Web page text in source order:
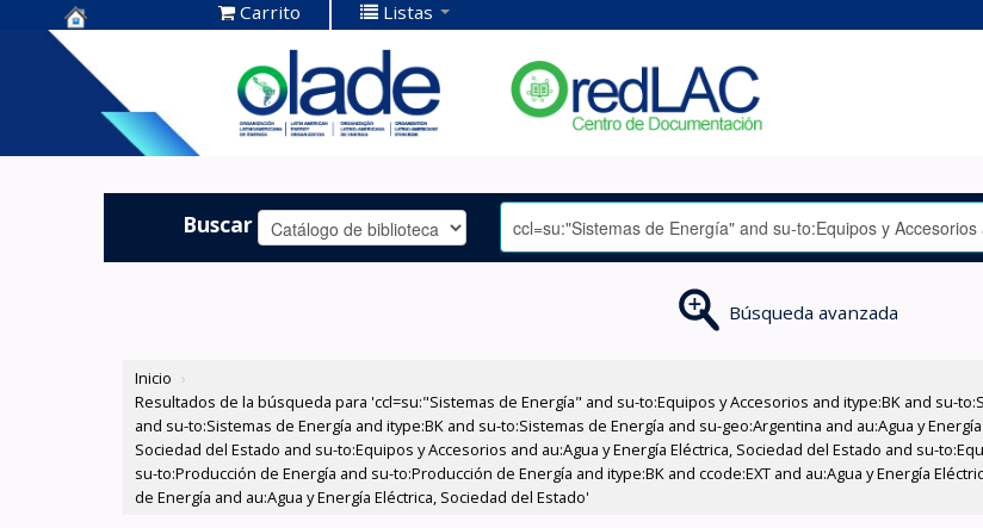
Centro de
Documentación
OLADE -
Carrito Listas
Buscar
Búsqueda avanzada
Inicio ›
Resultados de la búsqueda para 'ccl=su:"Sistemas de Energía" and su-to:Equipos y Accesorios and itype:BK and su-
and su-to:Sistemas de Energía and itype:BK and su-to:Sistemas de Energía and su-geo:Argentina and au:Agua y
Sociedad del Estado and su-to:Equipos y Accesorios and au:Agua y Energía Eléctrica, Sociedad del Estado and su-
su-to:Producción de Energía and su-to:Producción de Energía and itype:BK and ccode:EXT and au:Agua y Energía
de Energía and au:Agua y Energía Eléctrica, Sociedad del Estado'